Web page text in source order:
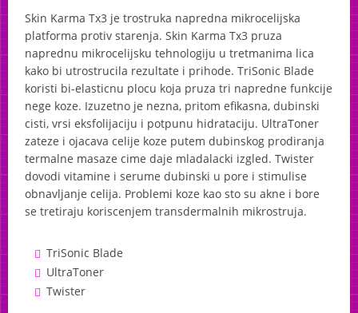
Skin Karma Tx3 je trostruka napredna mikrocelijska
platforma protiv starenja. Skin Karma Tx3 pruza
naprednu mikrocelijsku tehnologiju u tretmanima lica
kako bi utrostrucila rezultate i prihode. TriSonic Blade
koristi bi-elasticnu plocu koja pruza tri napredne funkcije
nege koze. Izuzetno je nezna, pritom efikasna, dubinski
cisti, vrsi eksfolijaciju i potpunu hidrataciju. UltraToner
zateze i ojacava celije koze putem dubinskog prodiranja
termalne masaze cime daje mladalacki izgled. Twister
dovodi vitamine i serume dubinski u pore i stimulise
obnavljanje celija. Problemi koze kao sto su akne i bore
se tretiraju koriscenjem transdermalnih mikrostruja.
TriSonic Blade
UltraToner
Twister